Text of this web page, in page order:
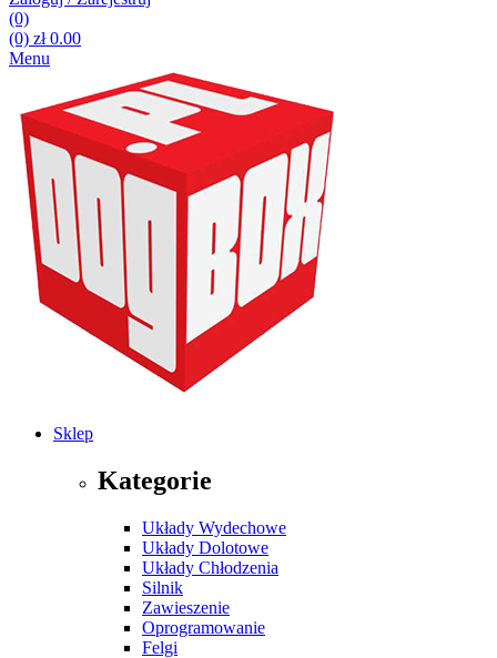
(0)
(0) zł0.00
Menu
Sklep
Kategorie
Układy Wydechowe
Układy Dolotowe
Układy Chłodzenia
Silnik
Zawieszenie
Oprogramowanie
Felgi